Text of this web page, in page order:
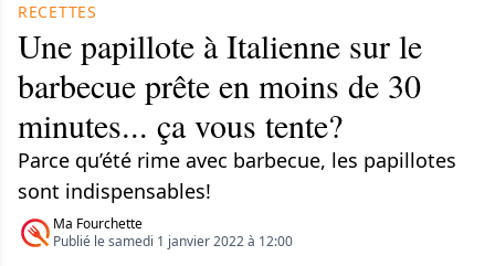
RECETTES
Une papillote à Italienne sur le
barbecue prête en moins de 30
minutes... ça vous tente?
Parce qu’été rime avec barbecue, les papillotes
sont indispensables!
Ma Fourchette
Publié le samedi 1 janvier 2022 à 12:00